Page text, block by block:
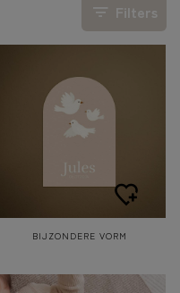
Filters
BIJZONDERE VORM